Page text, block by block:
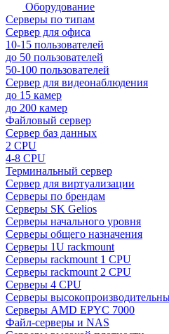
Оборудование
Серверы по типам
Сервер для офиса
10-15 пользователей
до 50 пользователей
50-100 пользователей
Сервер для видеонаблюдения
до 15 камер
до 200 камер
Файловый сервер
Сервер баз данных
2 CPU
4-8 CPU
Терминальный сервер
Сервер для виртуализации
Серверы по брендам
Серверы SK Gelios
Серверы начального уровня
Серверы общего назначения
Серверы 1U rackmount
Серверы rackmount 1 CPU
Серверы rackmount 2 CPU
Серверы 4 CPU
Серверы
Серверы AMD EPYC 7000
Файл-серверы и NAS